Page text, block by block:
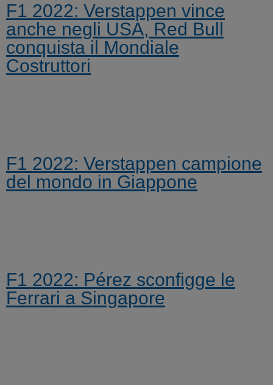
F1 2022: Verstappen vince
anche negli USA, Red Bull
conquista il Mondiale
Costruttori
F1 2022: Verstappen campione
del mondo in Giappone
F1 2022: Pérez sconfigge le
Ferrari a Singapore